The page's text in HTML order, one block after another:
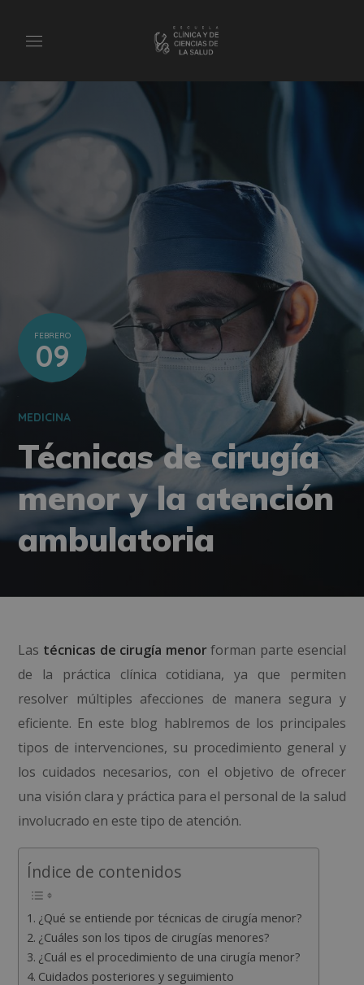
FEBRERO
09
MEDICINA
Técnicas de cirugía
menor y la atención
ambulatoria
Las técnicas de cirugía menorforman parte esencial
de la práctica clínica cotidiana, ya que permiten
resolver múltiples afecciones de manera segura y
eficiente. En este blog hablremos de los principales
tipos de intervenciones, su procedimiento general y
los cuidados necesarios, con el objetivo de ofrecer
una visión clara y práctica para el personal de la salud
involucrado en este tipo de atención.
Índice de contenidos
¿Qué se entiende por técnicas de cirugía menor?
¿Cuáles son los tipos de cirugías menores?
¿Cuál es el procedimiento de una cirugía menor?
Cuidados posteriores y seguimiento